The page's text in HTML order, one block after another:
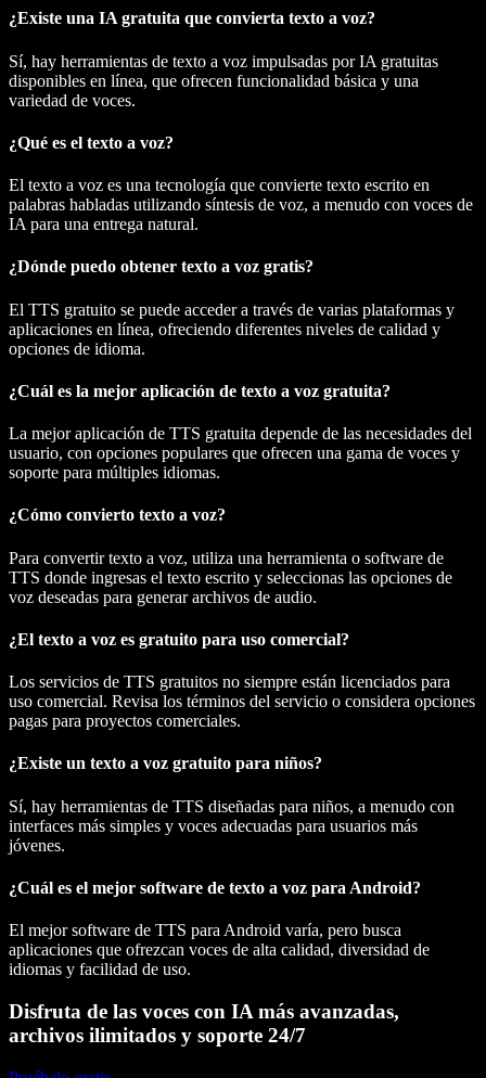
¿Existe una IA gratuita que convierta texto a voz?
Sí, hay herramientas de texto a voz impulsadas por IA gratuitas
disponibles en línea, que ofrecen funcionalidad básica y una
variedad de voces.
¿Qué es el texto a voz?
El texto a voz es una tecnología que convierte texto escrito en
palabras habladas utilizando síntesis de voz, a menudo con voces de
IA para una entrega natural.
¿Dónde puedo obtener texto a voz gratis?
El TTS gratuito se puede acceder a través de varias plataformas y
aplicaciones en línea, ofreciendo diferentes niveles de calidad y
opciones de idioma.
¿Cuál es la mejor aplicación de texto a voz gratuita?
La mejor aplicación de TTS gratuita depende de las necesidades del
usuario, con opciones populares que ofrecen una gama de voces y
soporte para múltiples idiomas.
¿Cómo convierto texto a voz?
Para convertir texto a voz, utiliza una herramienta o software de
TTS donde ingresas el texto escrito y seleccionas las opciones de
voz deseadas para generar archivos de audio.
¿El texto a voz es gratuito para uso comercial?
Los servicios de TTS gratuitos no siempre están licenciados para
uso comercial. Revisa los términos del servicio o considera opciones
pagas para proyectos comerciales.
¿Existe un texto a voz gratuito para niños?
Sí, hay herramientas de TTS diseñadas para niños, a menudo con
interfaces más simples y voces adecuadas para usuarios más
jóvenes.
¿Cuál es el mejor software de texto a voz para Android?
El mejor software de TTS para Android varía, pero busca
aplicaciones que ofrezcan voces de alta calidad, diversidad de
idiomas y facilidad de uso.
Disfruta de las voces con IA más avanzadas,
archivos ilimitados y soporte 24/7